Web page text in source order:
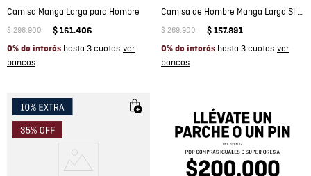
Camisa Manga Larga para Hombre
$ 298.900 $ 161.406
0% de interés hasta 3 cuotas
Camisa de Hombre Manga Larga Slim Fit de Cuadros Cuello Button Down Varsity Smart en Algodón
$ 269.900 $ 157.891
0% de interés hasta 3 cuotas